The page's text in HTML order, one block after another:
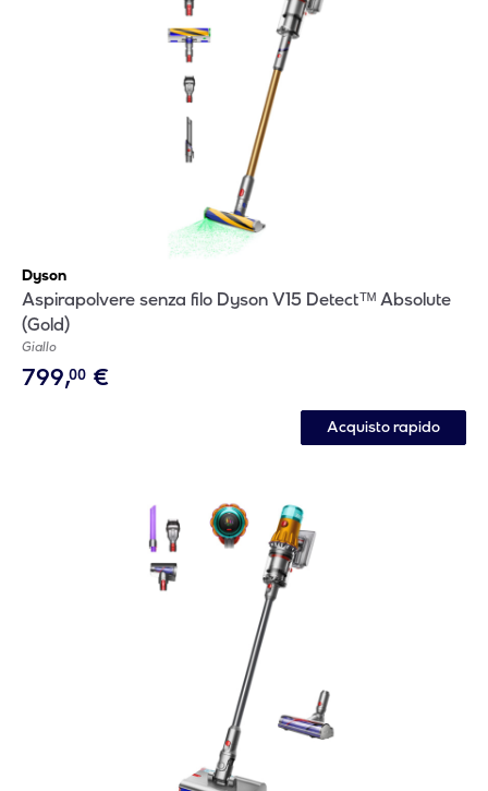
Dyson
Aspirapolvere senza filo Dyson V15 Detectᵀᴹ Absolute
(Gold)
Giallo
799,00 €
Acquisto rapido